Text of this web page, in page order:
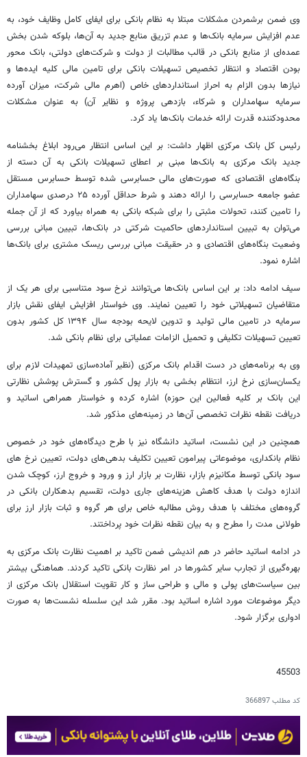
وی ضمن برشمردن مشکلات مبتلا به نظام بانکی برای ایفای کامل وظایف خود، به
عدم افزایش سرمایه بانک‌ها و عدم تزریق منابع جدید به آن‌ها، بلوکه شدن بخش
عمده‌ای از منابع بانکی در قالب مطالبات از دولت و شرکت‌های دولتی،‌ بانک محور
بودن اقتصاد و انتظار تخصیص تسهیلات بانکی برای تامین مالی کلیه ایده‌ها و
نیازها بدون الزام به احراز استانداردهای خاص (اهرم مالی شرکت، میزان آورده
سرمایه سهامداران و شرکاء، بازدهی پروژه و نظایر آن) به عنوان مشکلات
محدودکننده قدرت ارائه خدمات بانک‌ها یاد کرد.
رئیس کل بانک مرکزی اظهار داشت: بر این اساس انتظار می‌رود ابلاغ بخشنامه
جدید بانک مرکزی به بانک‌ها مبنی بر اعطای تسهیلات بانکی به آن دسته از
بنگاه‌های اقتصادی که صورت‌های مالی حسابرسی شده توسط حسابرس مستقل
عضو جامعه حسابرسی را ارائه دهند و شرط حداقل آورده ۲۵ درصدی سهامداران
را تامین کنند،‌ تحولات مثبتی را برای شبکه بانکی به همراه بیاورد که از آن جمله
می‌توان به تبیین استاندار‌دهای حاکمیت شرکتی در بانک‌ها، تبیین مبانی بررسی
وضعیت بنگاه‌های اقتصادی و در حقیقت مبانی بررسی ریسک مشتری برای بانک‌ها
اشاره نمود.
سیف ادامه داد: بر این اساس بانک‌ها می‌توانند نرخ سود متناسبی برای هر یک از
متقاضیان تسهیلاتی خود را تعیین نمایند. وی خواستار افزایش ایفای نقش بازار
سرمایه در تامین مالی تولید و تدوین لایحه بودجه سال ۱۳۹۴ کل کشور بدون
تعیین تسهیلات تکلیفی و تحمیل الزامات عملیاتی برای نظام بانکی شد.
وی به برنامه‌های در دست اقدام بانک مرکزی (نظیر آماده‌سازی تمهیدات لازم برای
یکسان‌سازی نرخ ارز، انتظام‌ بخشی به بازار پول کشور و گسترش پوشش نظارتی
این بانک بر کلیه فعالین این حوزه)‌ اشاره کرده و خواستار همراهی اساتید و
دریافت نقطه‌ نظرات تخصصی آن‌ها در زمینه‌های مذکور شد.
همچنین در این نشست، اساتید دانشگاه نیز با طرح دیدگاه‌های خود در خصوص
نظام بانکداری، موضوعاتی پیرامون تعیین تکلیف بدهی‌های دولت، تعیین نرخ های
سود بانکی توسط مکانیزم بازار، نظارت بر بازار ارز و ورود و خروج ارز، کوچک شدن
اندازه دولت با هدف کاهش هزینه‌های جاری دولت، تقسیم بدهکاران بانکی در
گروه‌های مختلف با هدف روش مطالبه خاص برای هر گروه و ثبات بازار ارز برای
طولانی‌ مدت را مطرح و به بیان نقطه نظرات خود پرداختند.
در ادامه اساتید حاضر در هم اندیشی ضمن تاکید بر اهمیت نظارت بانک مرکزی به
بهره‌گیری از تجارب سایر کشورها در امر نظارت بانکی تاکید کردند. هماهنگی بیشتر
بین سیاست‌های پولی و مالی و طراحی ساز و کار تقویت استقلال بانک مرکزی از
دیگر موضوعات مورد اشاره اساتید بود. مقرر شد این سلسله نشست‌ها به صورت
ادواری برگزار شود.
45503
کد مطلب366897